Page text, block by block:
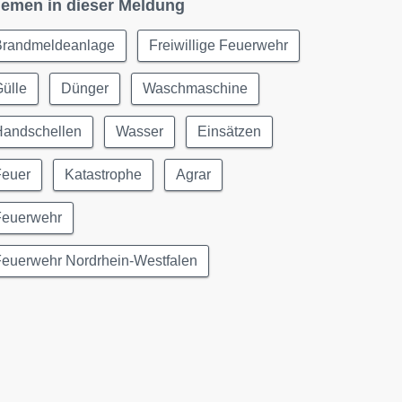
in dieser Meldung
Freiwillige Feuerwehr
Dünger Waschmaschine
Wasser Einsätzen
Katastrophe Agrar
Nordrhein-Westfalen